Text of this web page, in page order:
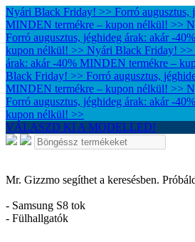
Nyári Black Friday! >> Forró augusztus,
MINDEN termékre – kupon nélkül! >>
Forró augusztus, jéghideg árak: akár -
kupon nélkül! >> Nyári Black Friday! >>
árak: akár -40% MINDEN termékre –
Black Friday! >> Forró augusztus,
MINDEN termékre – kupon nélkül! >>
Forró augusztus, jéghideg árak: akár -
kupon nélkül! >>
VÁLASZD KI A MODELLED!
Mr. Gizzmo segíthet a keresésben.
- Samsung S8 tok
- Fülhallgatók